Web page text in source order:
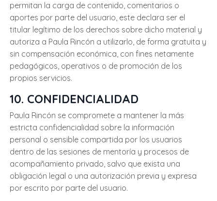
permitan la carga de contenido, comentarios o
aportes por parte del usuario, este declara ser el
titular legítimo de los derechos sobre dicho material y
autoriza a Paula Rincón a utilizarlo, de forma gratuita y
sin compensación económica, con fines netamente
pedagógicos, operativos o de promoción de los
propios servicios.
10. CONFIDENCIALIDAD
Paula Rincón se compromete a mantener la más
estricta confidencialidad sobre la información
personal o sensible compartida por los usuarios
dentro de las sesiones de mentoría y procesos de
acompañamiento privado, salvo que exista una
obligación legal o una autorización previa y expresa
por escrito por parte del usuario.